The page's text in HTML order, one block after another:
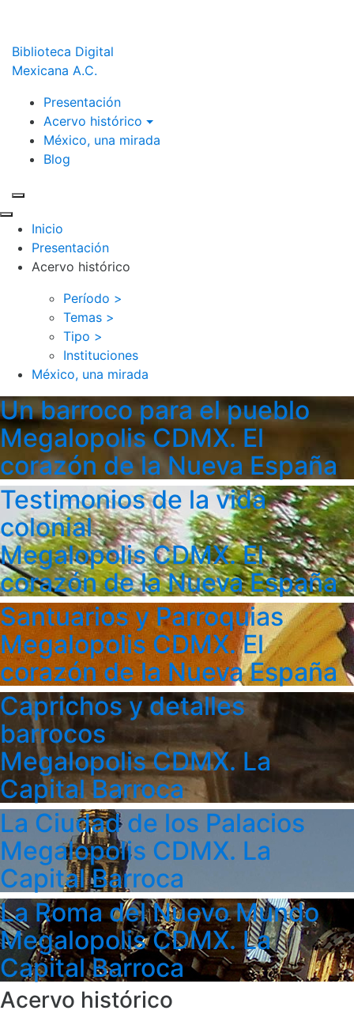
Biblioteca Digital
Mexicana A.C.
Presentación
Acervo histórico
México, una mirada
Blog
Inicio
Presentación
Acervo histórico
Período >
Temas >
Tipo >
Instituciones
México, una mirada
Un barroco para el pueblo
Megalopolis CDMX. El
corazón de la Nueva España
Testimonios de la vida
colonial
Megalopolis CDMX. El
corazón de la Nueva España
Santuarios y Parroquias
Megalopolis CDMX. El
corazón de la Nueva España
Caprichos y detalles
barrocos
Megalopolis CDMX. La
Capital Barroca
La Ciudad de los Palacios
Megalopolis CDMX. La
Capital Barroca
La Roma del Nuevo Mundo
Megalopolis CDMX. La
Capital Barroca
Acervo histórico